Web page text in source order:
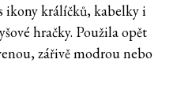
ikony králíčků, kabelky i
hračky. Použila opět
zářivě modrou nebo